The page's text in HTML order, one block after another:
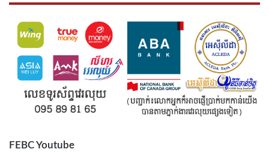
FEBC Youtube